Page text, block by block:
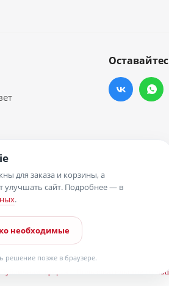
Пользовательское
для заказа и корзины, а
улучшать сайт. Подробнее — в
.
необходимые
решение позже в браузере.